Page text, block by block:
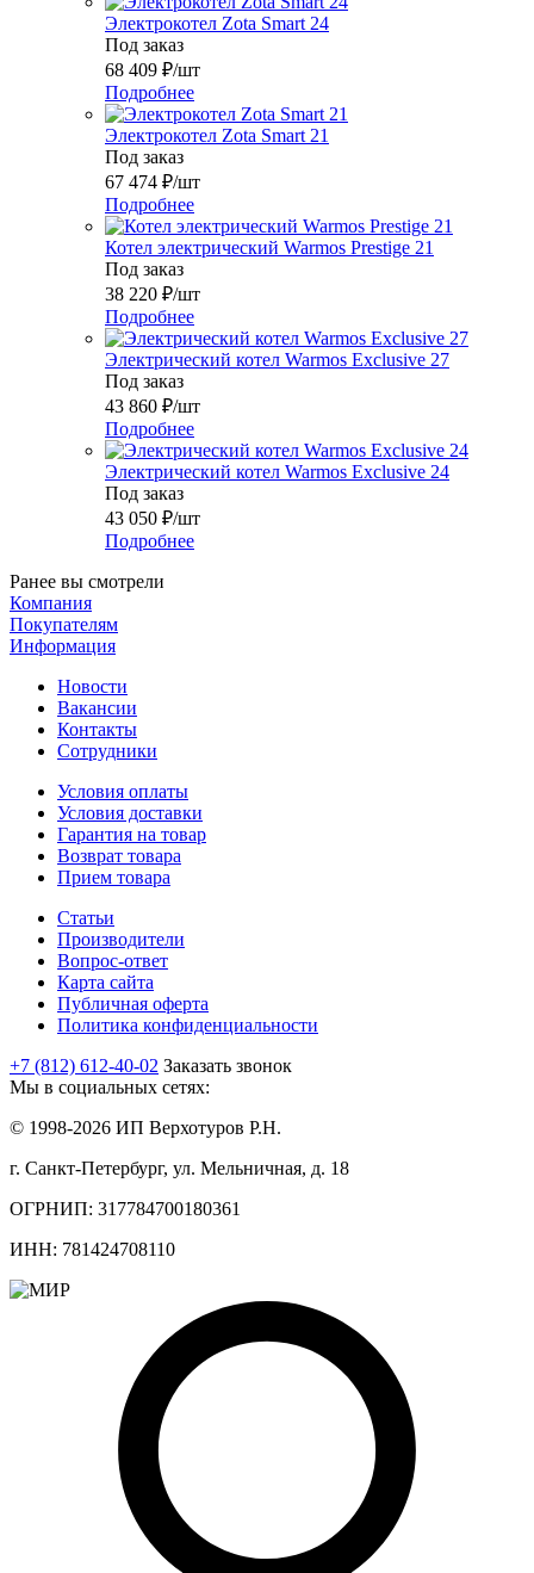
Электрокотел Zota Smart 24
Под заказ
68 409 ₽/шт
Подробнее
Электрокотел Zota Smart 21
Под заказ
67 474 ₽/шт
Подробнее
Котел электрический Warmos Prestige 21
Под заказ
38 220 ₽/шт
Подробнее
Электрический котел Warmos Exclusive 27
Под заказ
43 860 ₽/шт
Подробнее
Электрический котел Warmos Exclusive 24
Под заказ
43 050 ₽/шт
Подробнее
Ранее вы смотрели
Компания
Покупателям
Информация
Новости
Вакансии
Контакты
Сотрудники
Условия оплаты
Условия доставки
Гарантия на товар
Возврат товара
Прием товара
Статьи
Производители
Вопрос-ответ
Карта сайта
Публичная оферта
Политика конфиденциальности
+7 (812) 612-40-02 Заказать звонок
Мы в социальных сетях:
© 1998-2026 ИП Верхотуров Р.Н.
г. Санкт-Петербург, ул. Мельничная, д. 18
ОГРНИП: 317784700180361
ИНН: 781424708110